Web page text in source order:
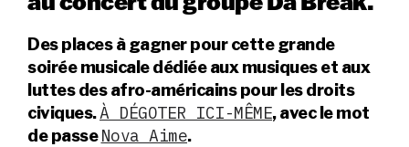
Des places à gagner pour cette grande
soirée musicale dédiée aux musiques et aux
luttes des afro-américains pour les droits
civiques.À DÉGOTER ICI-MÊME, avec le mot
de passeNova Aime.